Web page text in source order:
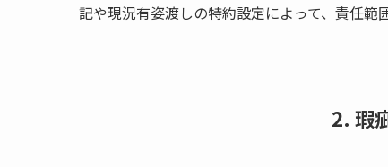
記や現況有姿渡しの特約設定によって、責任範
2. 瑕